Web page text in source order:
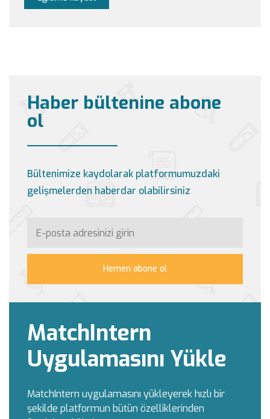
Haber bültenine abone
ol
Bültenimize kaydolarak platformumuzdaki
gelişmelerden haberdar olabilirsiniz
Hemen abone ol
MatchIntern
Uygulamasını Yükle
MatchIntern uygulamasını yükleyerek hızlı bir
şekilde platformun bütün özelliklerinden